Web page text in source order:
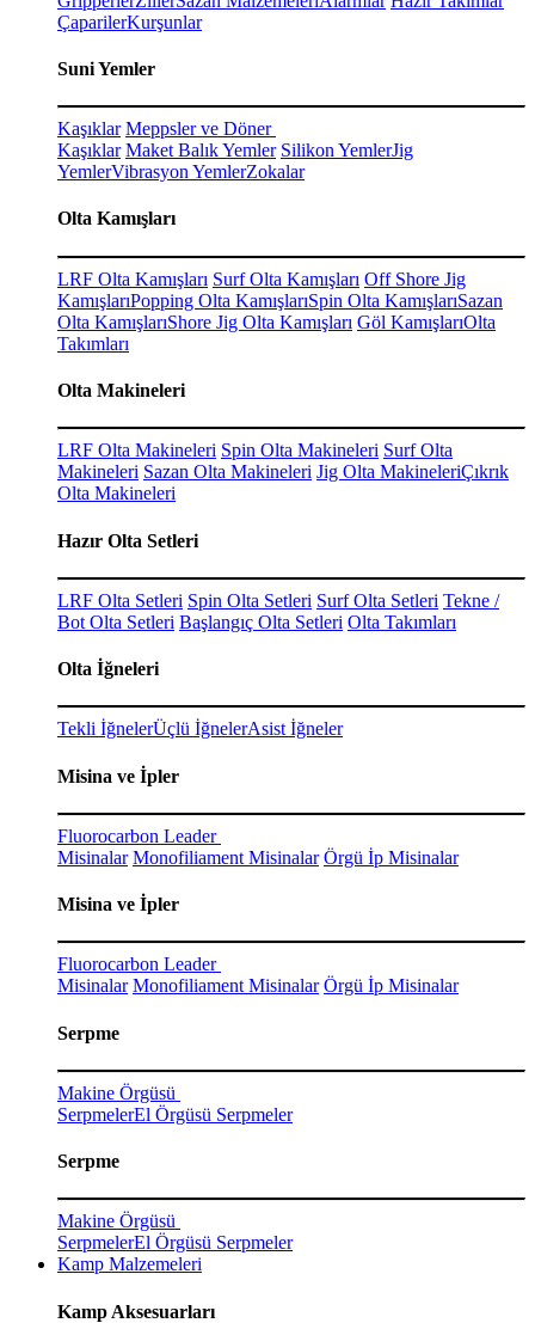
ÇaparilerKurşunlar
Suni Yemler
Kaşıklar Meppsler ve Döner
Kaşıklar Maket Balık Yemler Silikon YemlerJig
YemlerVibrasyon YemlerZokalar
Olta Kamışları
LRF Olta Kamışları Surf Olta Kamışları Off Shore Jig
KamışlarıPopping Olta KamışlarıSpin Olta KamışlarıSazan
Olta KamışlarıShore Jig Olta Kamışları Göl KamışlarıOlta
Takımları
Olta Makineleri
LRF Olta Makineleri Spin Olta Makineleri Surf Olta
Makineleri Sazan Olta Makineleri Jig Olta MakineleriÇıkrık
Olta Makineleri
Hazır Olta Setleri
LRF Olta Setleri Spin Olta Setleri Surf Olta Setleri Tekne /
Bot Olta Setleri Başlangıç Olta Setleri Olta Takımları
Olta İğneleri
Tekli İğnelerÜçlü İğnelerAsist İğneler
Misina ve İpler
Fluorocarbon Leader
Misinalar Monofiliament Misinalar Örgü İp Misinalar
Misina ve İpler
Fluorocarbon Leader
Misinalar Monofiliament Misinalar Örgü İp Misinalar
Serpme
Makine Örgüsü
SerpmelerEl Örgüsü Serpmeler
Serpme
Makine Örgüsü
SerpmelerEl Örgüsü Serpmeler
Kamp Malzemeleri
Kamp Aksesuarları